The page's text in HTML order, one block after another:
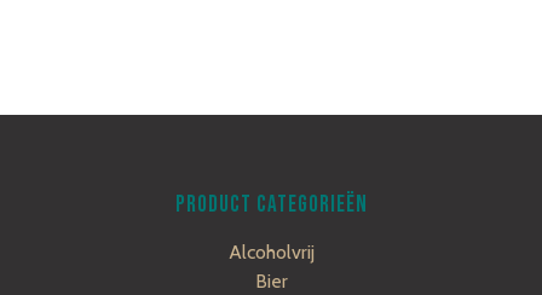
PRODUCT CATEGORIEËN
Alcoholvrij
Bier